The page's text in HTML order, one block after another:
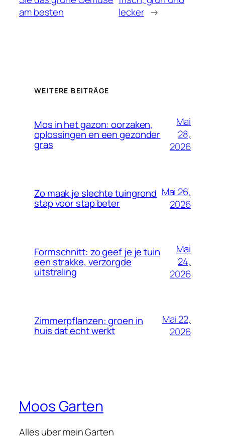
am besten
lecker →
WEITERE BEITRÄGE
Mos in het gazon: oorzaken,
oplossingen en een gezonder
gras
Mai
28,
2026
Zo maak je slechte tuingrond
stap voor stap beter
Mai 26,
2026
Formschnitt: zo geef je je tuin
een strakke, verzorgde
uitstraling
Mai
24,
2026
Zimmerpflanzen: groen in
huis dat echt werkt
Mai 22,
2026
Moos Garten
Alles uber mein Garten